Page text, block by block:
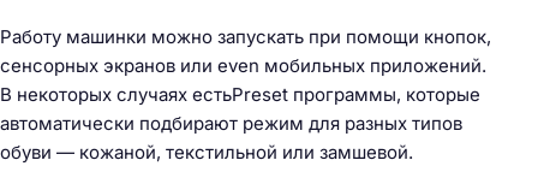
Работу машинки можно запускать при помощи кнопок,
сенсорных экранов или even мобильных приложений.
В некоторых случаях естьPreset программы, которые
автоматически подбирают режим для разных типов
обуви — кожаной, текстильной или замшевой.